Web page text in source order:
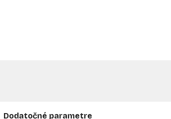
Dodatočné parametre